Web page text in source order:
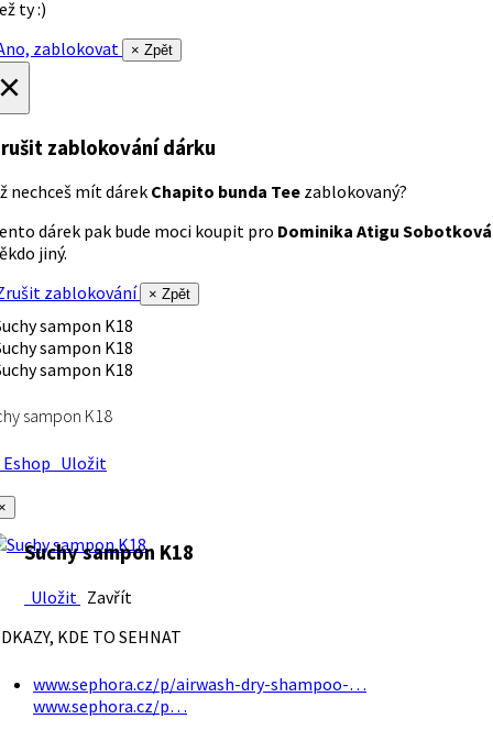
ty :)
zablokovat
× Zpět
zablokování dárku
nechceš mít dárek Chapito bunda Tee zablokovaný?
dárek pak bude moci koupit pro Dominika Atigu Sobotková
jiný.
zablokování
× Zpět
sampon K18
Uložit
Suchy sampon K18
Uložit Zavřít
KDE TO SEHNAT
www.sephora.cz/p/airwash-dry-shampoo-…
www.sephora.cz/p…